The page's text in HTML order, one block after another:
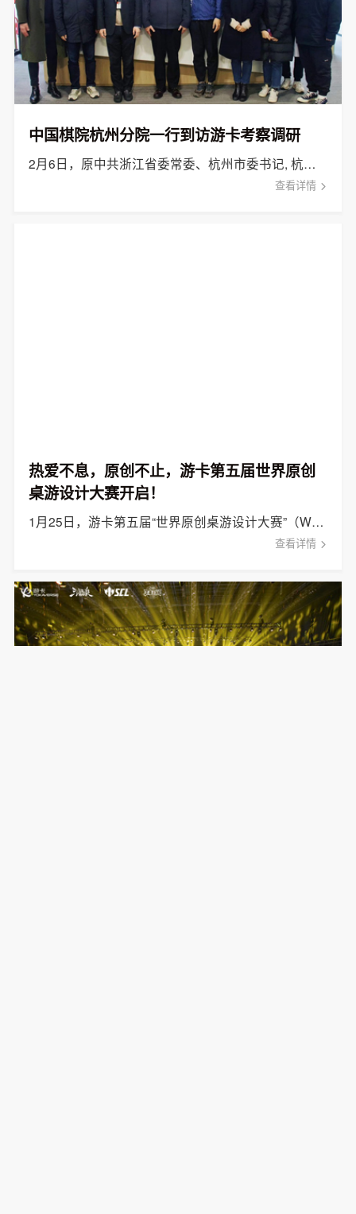
中国棋院杭州分院一行到访游卡考察调研
2月6日，原中共浙江省委常委、杭州市委书记, 杭州城市学研究理事会理事长，中国棋院杭州分院顾问王国平来到游卡走 [&hellip;]
查看详情
热爱不息，原创不止，游卡第五届世界原创
桌游设计大赛开启！
1月25日，游卡第五届“世界原创桌游设计大赛”（World Original Design Contest o [&hellip;]
查看详情